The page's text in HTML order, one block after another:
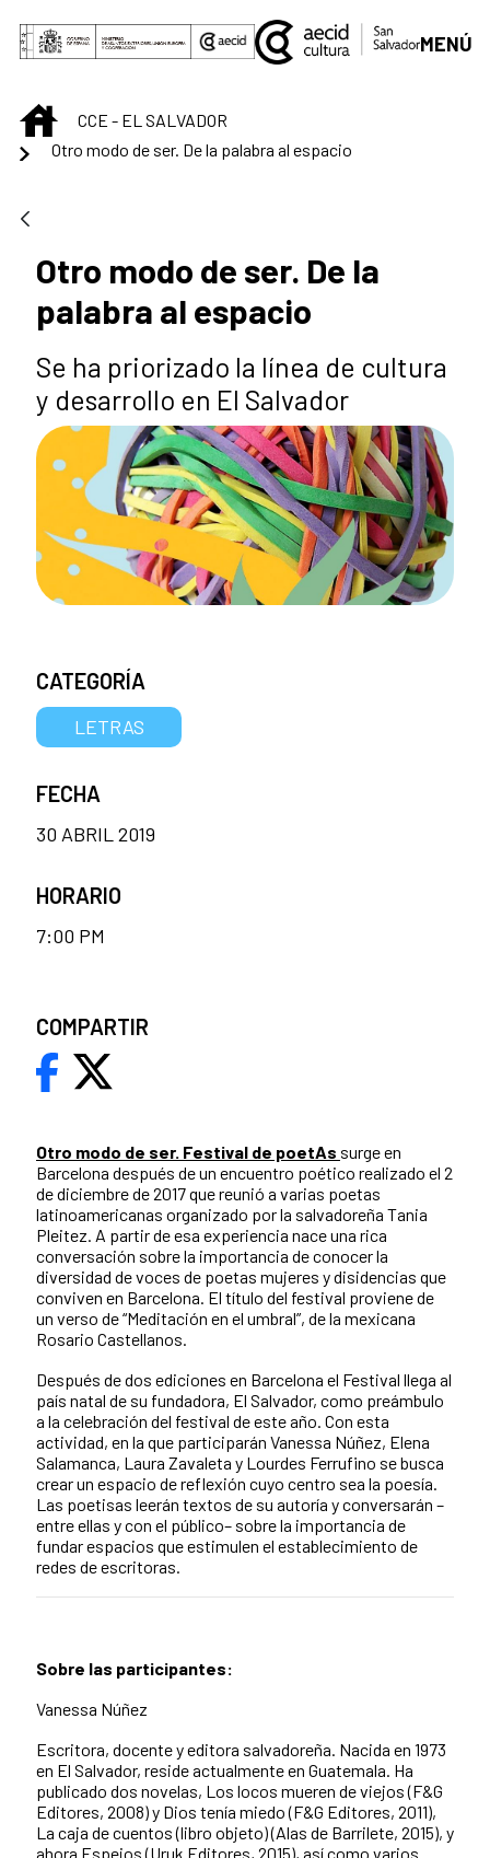
Saltar al contenido principal
MENÚ
INICIOCCE - EL SALVADOR
Otro modo de ser. De la palabra al espacio
Otro modo de ser. De la
palabra al espacio
Se ha priorizado la línea de cultura
y desarrollo en El Salvador
Otro modo de ser. Festival de poetAs surge en
Barcelona después de un encuentro poético realizado el 2
de diciembre de 2017 que reunió a varias poetas
latinoamericanas organizado por la salvadoreña Tania
Pleitez. A partir de esa experiencia nace una rica
conversación sobre la importancia de conocer la
diversidad de voces de poetas mujeres y disidencias que
conviven en Barcelona. El título del festival proviene de
un verso de “Meditación en el umbral”, de la mexicana
Rosario Castellanos.
Después de dos ediciones en Barcelona el Festival llega al
país natal de su fundadora, El Salvador, como preámbulo
a la celebración del festival de este año. Con esta
actividad, en la que participarán Vanessa Núñez, Elena
Salamanca, Laura Zavaleta y Lourdes Ferrufino se busca
crear un espacio de reflexión cuyo centro sea la poesía.
Las poetisas leerán textos de su autoría y conversarán –
entre ellas y con el público– sobre la importancia de
fundar espacios que estimulen el establecimiento de
redes de escritoras.
Sobre las participantes:
Vanessa Núñez
Escritora, docente y editora salvadoreña. Nacida en 1973
en El Salvador, reside actualmente en Guatemala. Ha
publicado dos novelas, Los locos mueren de viejos (F&G
Editores, 2008) y Dios tenía miedo (F&G Editores, 2011),
La caja de cuentos (libro objeto) (Alas de Barrilete, 2015), y
ahora Espejos (Uruk Editores, 2015), así como varios
CATEGORÍA
LETRAS
FECHA
30 ABRIL 2019
HORARIO
7:00 PM
COMPARTIR